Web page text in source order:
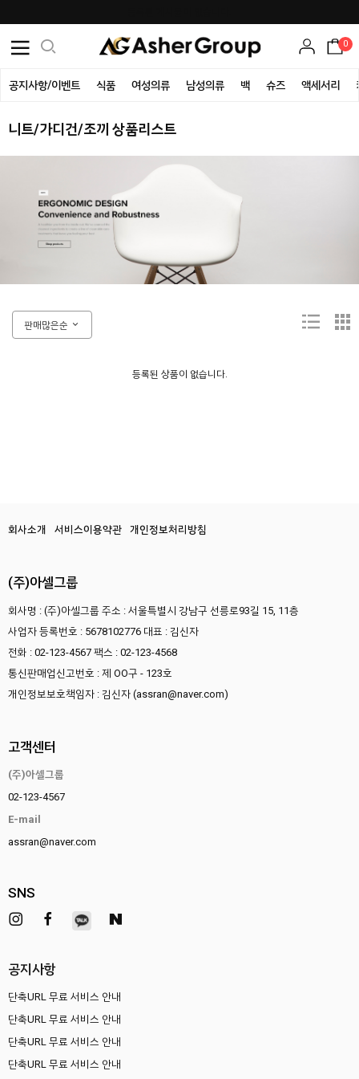
0
공지사항/이벤트 식품 여성의류 남성의류 백 슈즈 액세서리
니트/가디건/조끼 상품리스트
판매많은순
등록된 상품이 없습니다.
회사소개 서비스이용약관 개인정보처리방침
(주)아셀그룹
회사명 : (주)아셀그룹 주소 : 서울특별시 강남구 선릉로93길 15, 11층
사업자 등록번호 : 5678102776 대표 : 김신자
전화 : 02-123-4567 팩스 : 02-123-4568
통신판매업신고번호 : 제 OO구 - 123호
개인정보보호책임자 : 김신자 (assran@naver.com)
고객센터
(주)아셀그룹
02-123-4567
E-mail
assran@naver.com
SNS
공지사항
단축URL 무료 서비스 안내
단축URL 무료 서비스 안내
단축URL 무료 서비스 안내
단축URL 무료 서비스 안내